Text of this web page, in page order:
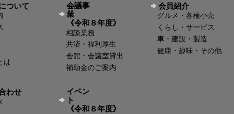
ついて
は
会議事
業
《令和８年度》
相談業務
共済・福利厚生
会館・会議室貸出
補助金のご案内
会員紹介
グルメ・各種小売
くらし・サービス
車・建設・製造
健康・趣味・その他
わせ
イベン
ト
《令和８年度》